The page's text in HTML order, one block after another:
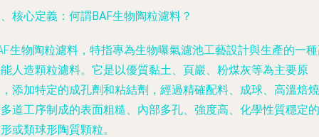
核心定義：何謂BAF生物陶粒濾料？
生物陶粒濾料，特指專為生物曝氣濾池工藝設計與生產的一
人造顆粒濾料。它是以優質黏土、頁巖、粉煤灰等為主要原
添加特定的成孔劑和粘結劑，經過精確配料、成球、高溫焙燒
道工序制成的表面粗糙、內部多孔、強度高、化學性質穩定的
或類球形陶質顆粒。